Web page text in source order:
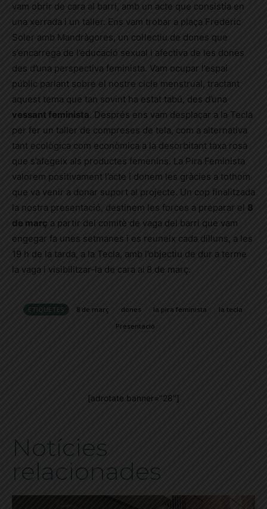
vam obrir de cara al barri, amb un acte que consistia en
una xerrada i un taller. Ens vam trobar a plaça Frederic
Soler amb Mandràgores, un col·lectiu de dones que
s’encarrega de l’educació sexual i afectiva de les dones
des d’una perspectiva feminista. Vam ocupar l’espai
públic parlant sobre el nostre cicle menstrual, tractant
aquest tema que tan sovint ha estat tabú, des d’una
vessant feminista. Després ens vam desplaçar a la Tecla
per fer un taller de compreses de tela, com a alternativa
tant ecològica com econòmica a la desorbitant taxa rosa
que s’afegeix als productes femenins. La Pira Feminista
valorem positivament l’acte i donem les gràcies a tothom
que va venir a donar suport al projecte. Un cop finalitzada
la nostra presentació, destinem les forces a preparar el 8
de març a partir del comitè de vaga del barri que vam
engegar fa unes setmanes i es reuneix cada dilluns, a les
19 h de la tarda, a la Tecla, amb l’objectiu de dur a terme
la vaga i visibilitzar-la de cara al 8 de març.
ETIQUETES 8 de març dones la pira feminista
la tecla
Presentació
[adrotate banner="28"]
Notícies
relacionades